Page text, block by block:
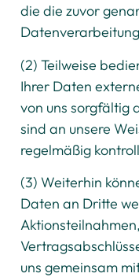
die die zuvor
(2) Teilweise
Ihrer Daten
von uns sorgfältig
sind an unsere
regelmäßig
(3) Weiterhin
Daten an Dritte
uns gemeinsam